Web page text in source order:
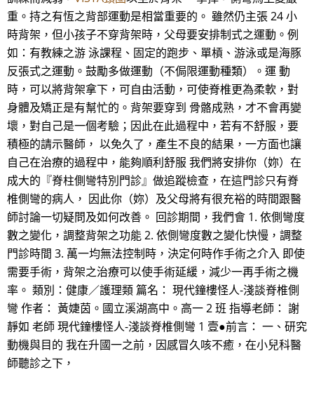
重。持之有恆之背部運動是相當重要的。 雖然仍主張 24 小
時背架，但小孩子不穿背架時，父母要安排制式之運動。例
如：有教練之游 泳課程、固定的跑步、單槓、游泳或是海豚
反張式之運動。鼓勵多做運動（不侷限運動種類）。運 動
時，可以將背架拿下，可自由活動，可使脊椎更為柔軟，對
身體及矯正是有幫忙的。背架要穿到 骨骼成熟，才不會再變
壞，對自己是一個考驗；因此在此過程中，若有不舒服，要
積極的請示醫師， 以免久了，產生不良的結果，一方面也讓
自己在治療的過程中，能夠順利舒服 我們將安排你（妳）在
成大的『脊柱側彎特別門診』做追蹤檢查，在這門診只有脊
椎側彎的病人， 因此你（妳）及父母將有很充裕的時間跟醫
師討論一切疑問及如何改善。 回診期間，我們會 1. 依側彎度
數之變化，調整背架之功能 2. 依側彎度數之變化快慢，調整
門診時間 3. 萬一均無法控制時，決定何時作手術之介入 即使
需要手術，背架之治療可以使手術延緩，減少一再手術之機
率。 類別：健康／護理類 篇名： 現代鐘樓怪人-淺談脊椎側
彎 作者： 黃婕茵。國立溪湖高中。高一 2 班 指導老師： 謝
靜如 老師 現代鐘樓怪人-淺談脊椎側彎 1 壹●前言： 一、研究
動機與目的 我在升國一之前，因感冒久咳不癒，在小兒科醫
師聽診之下，